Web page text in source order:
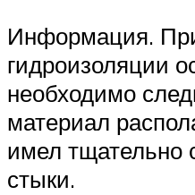
Информация.
гидроизоляции
необходимо
материал
имел тщательно
стыки.